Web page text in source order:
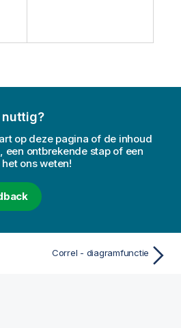
nuttig?
op deze pagina of de inhoud
een ontbrekende stap of een
ons weten!
Correl - diagramfunctie